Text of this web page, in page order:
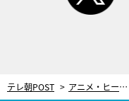
テレ朝POST アニメ・ヒーロー